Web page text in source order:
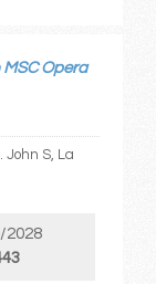
MSC Opera
John S, La
2028